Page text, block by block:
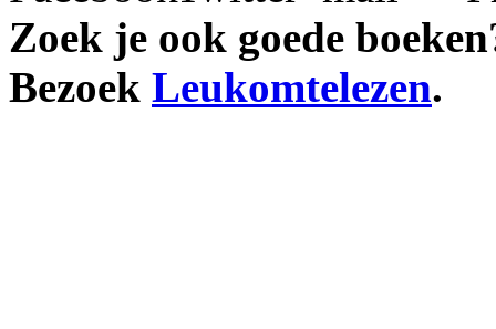
Zoek je ook goede
Bezoek Leukomtelezen.